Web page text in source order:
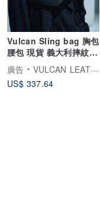
Vulcan Sling bag 胸包
腰包 現貨 義大利摔紋植
鞣牛皮 黑色 L
廣告
VULCAN LEATHER 精品手工皮件
US$ 337.64